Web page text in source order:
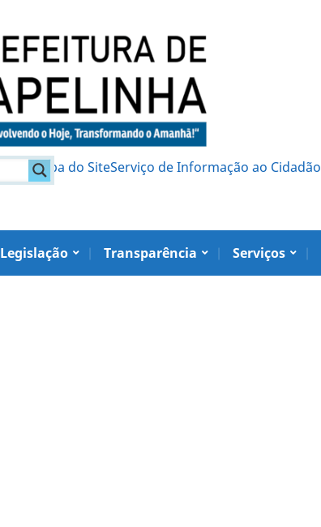
Mapa do SiteServiço de Informação ao Cidadão
Legislação Transparência Serviços